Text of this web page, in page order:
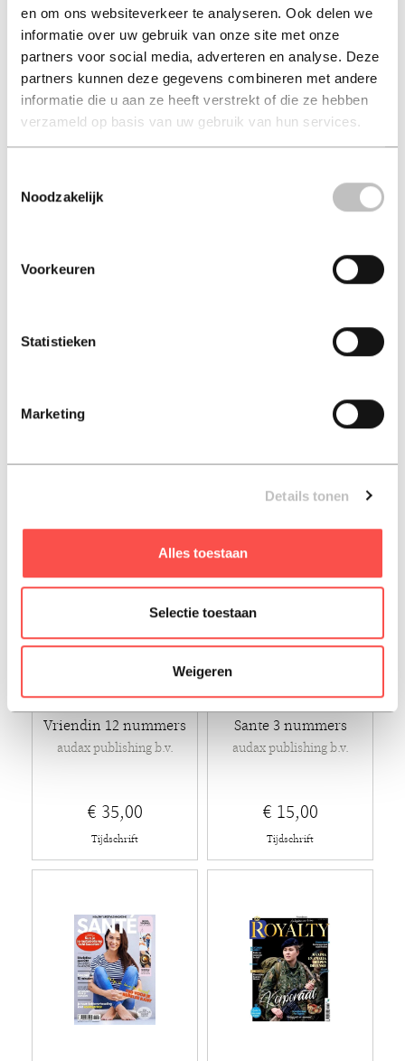
en om ons websiteverkeer te analyseren. Ook delen we
informatie over uw gebruik van onze site met onze
partners voor social media, adverteren en analyse. Deze
partners kunnen deze gegevens combineren met andere
informatie die u aan ze heeft verstrekt of die ze hebben
verzameld op basis van uw gebruik van hun services.
Noodzakelijk
Voorkeuren
Statistieken
Marketing
Details tonen
Alles toestaan
Selectie toestaan
Weigeren
Weekend 7 nummers
audax publishing b.v.
€ 22,50
Tijdschrift
Weekend 12 nummers
audax publishing b.v.
€ 35,00
Tijdschrift
€ 16,50 € 22,50
Vriendin 12 nummers
audax publishing b.v.
€ 35,00
Tijdschrift
Sante 3 nummers
audax publishing b.v.
€ 15,00
Tijdschrift